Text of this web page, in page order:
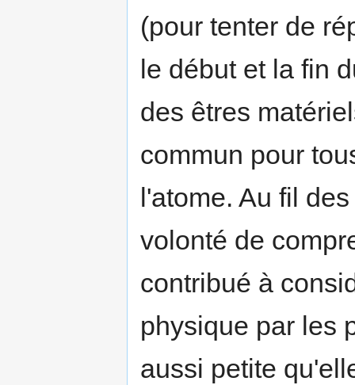
(pour tenter de
le début et la fin
des êtres
commun pour
l'atome. Au fil
volonté de
contribué à
physique par les
aussi petite